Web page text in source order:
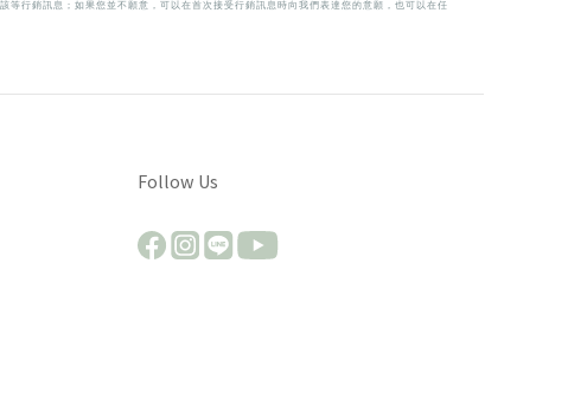
行銷訊息；如果您並不願意，可以在首次接受行銷訊息時向我們表達您的意願，也可以在任
Follow Us